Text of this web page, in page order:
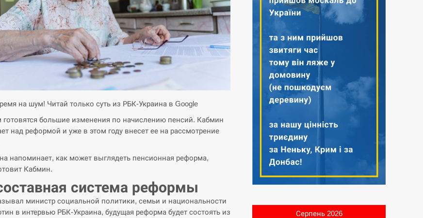
на шум! Читай только суть из РБК-Украина в Google
готовятся большие изменения по начислению пенсий. Кабмин
над реформой и уже в этом году внесет ее на рассмотрение
напоминает, как может выглядеть пенсионная реформа,
Кабмин.
система реформы
министр социальной политики, семьи и национальности
в интервью РБК-Украина, будущая реформа будет состоять из
Серпень 2026